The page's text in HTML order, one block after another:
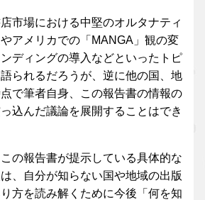
市場における中堅のオルタナティ
アメリカでの「MANGA」観の変
ディングの導入などといったトピ
られるだろうが、逆に他の国、地
で筆者自身、この報告書の情報の
込んだ議論を展開することはでき
の報告書が提示している具体的な
、自分が知らない国や地域の出版
方を読み解くために今後「何を知